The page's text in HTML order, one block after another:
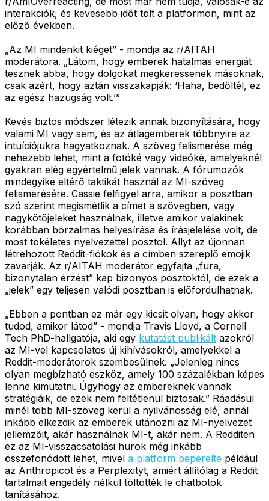
interakciók, és kevesebb időt tölt a platformon, mint az
előző években.
„Az MI mindenkit kiéget” - mondja az r/AITAH
moderátora. „Látom, hogy emberek hatalmas energiát
tesznek abba, hogy dolgokat megkeressenek másoknak,
csak azért, hogy aztán visszakapják: ‘Haha, bedőltél, ez
az egész hazugság volt.’”
Kevés biztos módszer létezik annak bizonyítására, hogy
valami MI vagy sem, és az átlagemberek többnyire az
intuíciójukra hagyatkoznak. A szöveg felismerése még
nehezebb lehet, mint a fotóké vagy videóké, amelyeknél
gyakran elég egyértelmű jelek vannak. A fórumozók
mindegyike eltérő taktikát használ az MI-szöveg
felismerésére. Cassie felfigyel arra, amikor a posztban
szó szerint megismétlik a címet a szövegben, vagy
nagykötőjeleket használnak, illetve amikor valakinek
korábban borzalmas helyesírása és írásjelelése volt, de
most tökéletes nyelvezettel posztol. Allyt az újonnan
létrehozott Reddit-fiókok és a címben szereplő emojik
zavarják. Az r/AITAH moderátor egyfajta „fura,
bizonytalan érzést” kap bizonyos posztoktól, de ezek a
„jelek” egy teljesen valódi posztban is előfordulhatnak.
„Ebben a pontban ez már egy kicsit olyan, hogy akkor
tudod, amikor látod” - mondja Travis Lloyd, a Cornell
Tech PhD-hallgatója, aki egy kutatást publikált azokról
az MI-vel kapcsolatos új kihívásokról, amelyekkel a
Reddit-moderátorok szembesülnek. „Jelenleg nincs
olyan megbízható eszköz, amely 100 százalékban képes
lenne kimutatni. Úgyhogy az embereknek vannak
stratégiáik, de ezek nem feltétlenül biztosak.” Ráadásul
minél több MI-szöveg kerül a nyilvánosság elé, annál
inkább elkezdik az emberek utánozni az MI-nyelvezet
jellemzőit, akár használnak MI-t, akár nem. A Redditen
ez az MI-visszacsatolási hurok még inkább
összefonódott lehet, mivel a platform beperelte például
az Anthropicot és a Perplexityt, amiért állítólag a Reddit
tartalmait engedély nélkül töltötték le chatbotok
tanításához.